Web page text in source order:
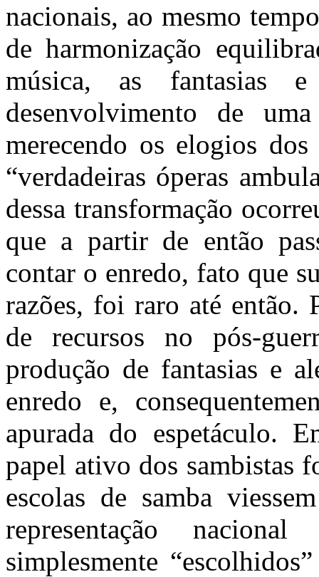
nacionais, ao mesmo
de harmonização
música, as fantasias
desenvolvimento de
merecendo os elogios
“verdadeiras óperas
dessa transformação
que a partir de então
contar o enredo, fato que
razões, foi raro até então.
de recursos no pós-
produção de fantasias e
enredo e,
apurada do espetáculo.
papel ativo dos sambistas
escolas de samba
representação
simplesmente